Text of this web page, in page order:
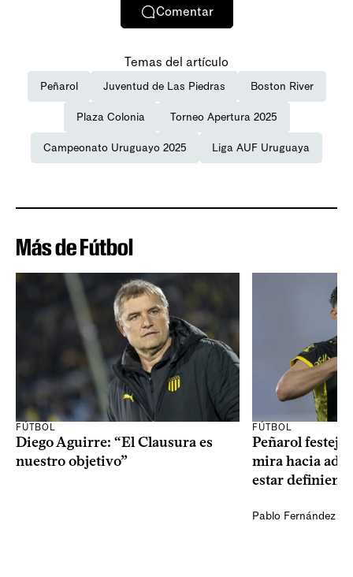
Comentar
Temas del artículo
Peñarol Juventud de Las Piedras Boston River
Plaza Colonia Torneo Apertura 2025
Campeonato Uruguayo 2025 Liga AUF Uruguaya
Más de Fútbol
FÚTBOL
Diego Aguirre: “El Clausura es
nuestro objetivo”
FÚTBOL
Peñarol
mira hacia
estar
Pablo Fernández